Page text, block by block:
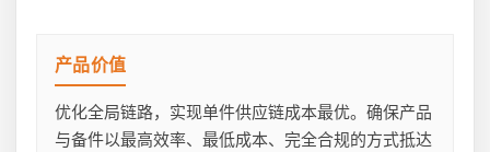
产品价值
优化全局链路，实现单件供应链成本最优。确保产品
与备件以最高效率、最低成本、完全合规的方式抵达